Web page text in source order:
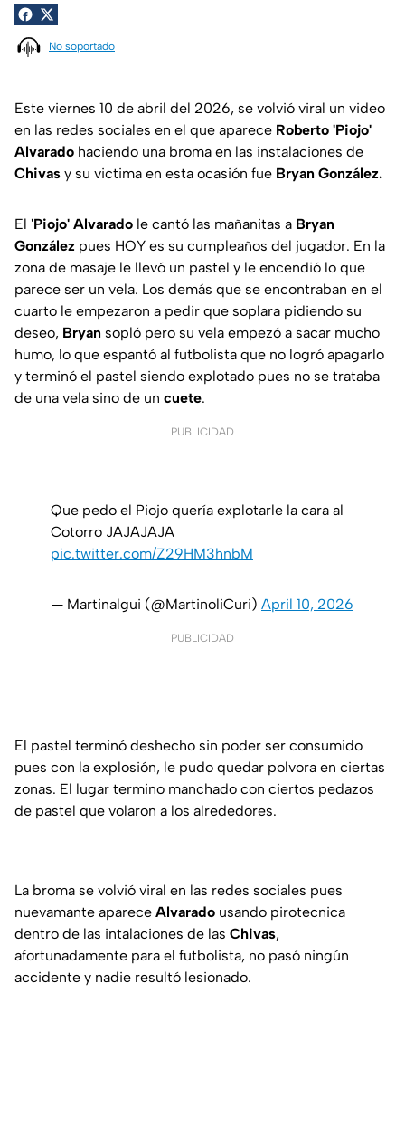
No soportado
Este viernes 10 de abril del 2026, se volvió viral un video
en las redes sociales en el que aparece Roberto 'Piojo'
Alvarado haciendo una broma en las instalaciones de
Chivas y su victima en esta ocasión fue Bryan González.
El 'Piojo' Alvarado le cantó las mañanitas a Bryan
González pues HOY es su cumpleaños del jugador. En la
zona de masaje le llevó un pastel y le encendió lo que
parece ser un vela. Los demás que se encontraban en el
cuarto le empezaron a pedir que soplara pidiendo su
deseo, Bryan sopló pero su vela empezó a sacar mucho
humo, lo que espantó al futbolista que no logró apagarlo
y terminó el pastel siendo explotado pues no se trataba
de una vela sino de un cuete.
PUBLICIDAD
Que pedo el Piojo quería explotarle la cara al
Cotorro JAJAJAJA
pic.twitter.com/Z29HM3hnbM
— Martinalgui (@MartinoliCuri) April 10, 2026
PUBLICIDAD
El pastel terminó deshecho sin poder ser consumido
pues con la explosión, le pudo quedar polvora en ciertas
zonas. El lugar termino manchado con ciertos pedazos
de pastel que volaron a los alrededores.
La broma se volvió viral en las redes sociales pues
nuevamante aparece Alvarado usando pirotecnica
dentro de las intalaciones de las Chivas,
afortunadamente para el futbolista, no pasó ningún
accidente y nadie resultó lesionado.